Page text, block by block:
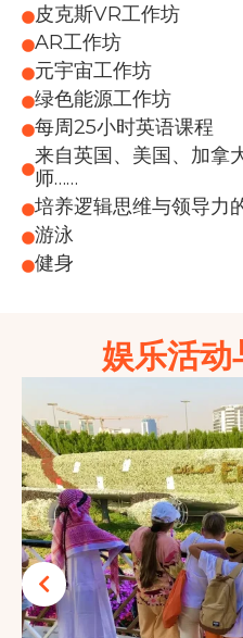
皮克斯VR工作坊
AR工作坊
元宇宙工作坊
绿色能源工作坊
每周25小时英语课程
来自英国、美国、加拿
师……
培养逻辑思维与领导力
游泳
健身
娱乐活动